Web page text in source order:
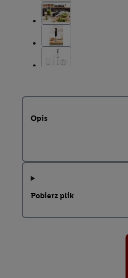
Opis
Pobierz plik